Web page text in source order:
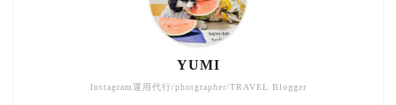
Instagram運用代行/photgrapher/TRAVEL Blogger
YUMI